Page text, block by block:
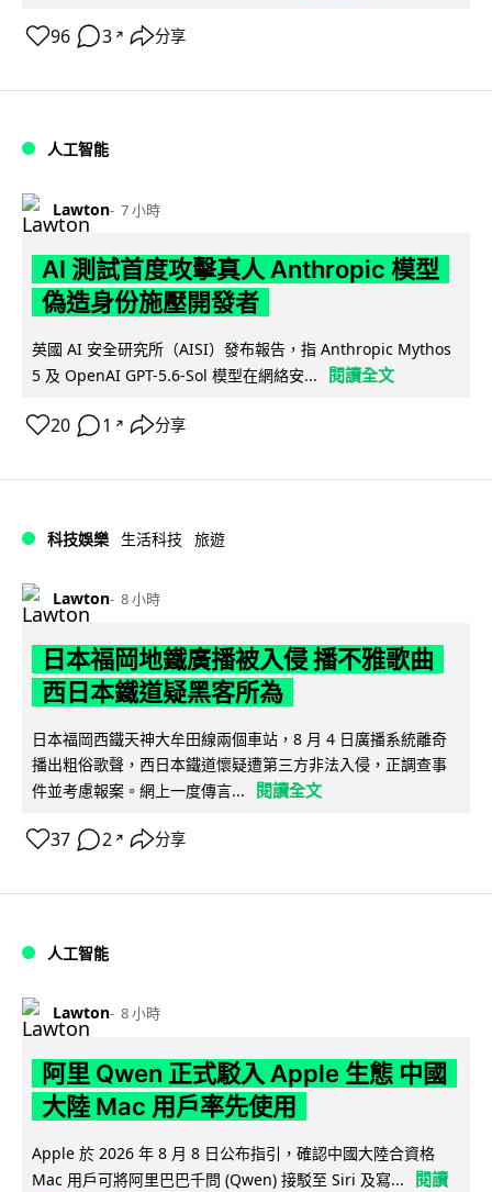
96 3 ↗ 分享
人工智能
Lawton 7 小時
AI 測試首度攻擊真人 Anthropic 模型
偽造身份施壓開發者
英國 AI 安全研究所（AISI）發布報告，指 Anthropic Mythos
5 及 OpenAI GPT-5.6-Sol 模型在網絡安...
閱讀全文
20 1 ↗ 分享
科技娛樂 生活科技 旅遊
Lawton 8 小時
日本福岡地鐵廣播被入侵 播不雅歌曲
西日本鐵道疑黑客所為
日本福岡西鐵天神大牟田線兩個車站，8 月 4 日廣播系統離奇
播出粗俗歌聲，西日本鐵道懷疑遭第三方非法入侵，正調查事
件並考慮報案。網上一度傳言...
閱讀全文
37 2 ↗ 分享
人工智能
Lawton 8 小時
阿里 Qwen 正式駁入 Apple 生態 中國
大陸 Mac 用戶率先使用
Apple 於 2026 年 8 月 8 日公布指引，確認中國大陸合資格
Mac 用戶可將阿里巴巴千問 (Qwen) 接駁至 Siri 及寫...
閱讀